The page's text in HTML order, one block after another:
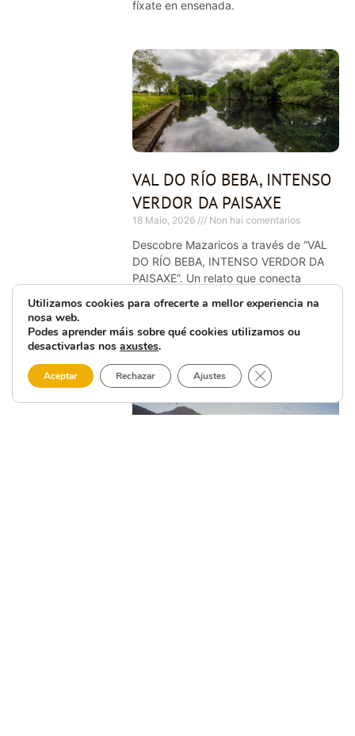
fíxate en ensenada.
VAL DO RÍO BEBA, INTENSO
VERDOR DA PAISAXE
18 Maio, 2026 Non hai comentarios
Descobre Mazaricos a través de “VAL
DO RÍO BEBA, INTENSO VERDOR DA
PAISAXE”. Un relato que conecta
desde dentro. Pista: fíxate en intenso.
Utilizamos cookies para ofrecerte a mellor experiencia na
nosa web.
Podes aprender máis sobre qué cookies utilizamos ou
desactivarlas nos axustes.
Aceptar Rechazar Ajustes Close GDPR